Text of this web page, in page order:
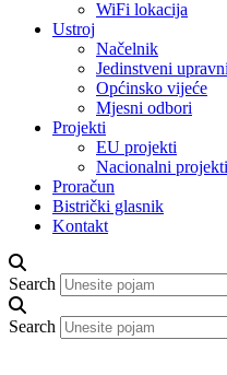
WiFi lokacija
Ustroj
Načelnik
Jedinstveni
Općinsko vijeće
Mjesni odbori
Projekti
EU projekti
Nacionalni projekti
Proračun
Bistrički glasnik
Kontakt
Search
Search